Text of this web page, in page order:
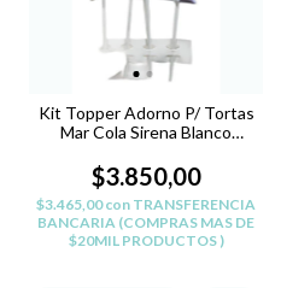
Kit Topper Adorno P/ Tortas
Mar Cola Sirena Blanco
$3.850,00
$3.465,00con TRANSFERENCIA
BANCARIA (COMPRAS MAS DE
$20MIL PRODUCTOS )